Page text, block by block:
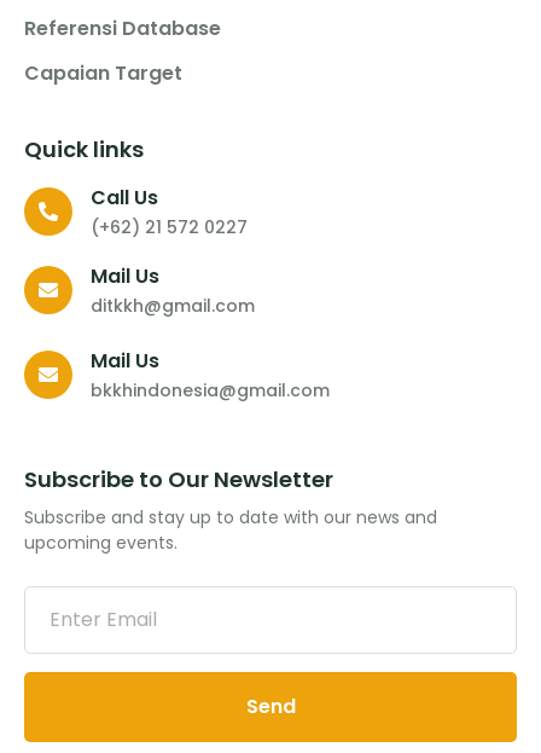
Referensi Database
Capaian Target
Quick links
Call Us
(+62) 21 572 0227
Mail Us
ditkkh@gmail.com
Mail Us
bkkhindonesia@gmail.com
Subscribe to Our Newsletter
Subscribe and stay up to date with our news and
upcoming events.
Send